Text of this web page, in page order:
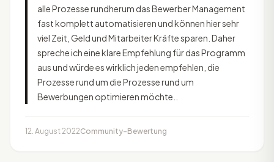
alle Prozesse rundherum das Bewerber Management
fast komplett automatisieren und können hier sehr
viel Zeit, Geld und Mitarbeiter Kräfte sparen. Daher
spreche ich eine klare Empfehlung für das Programm
aus und würde es wirklich jeden empfehlen, die
Prozesse rund um die Prozesse rund um
Bewerbungen optimieren möchte..
12. August 2022Community-Bewertung